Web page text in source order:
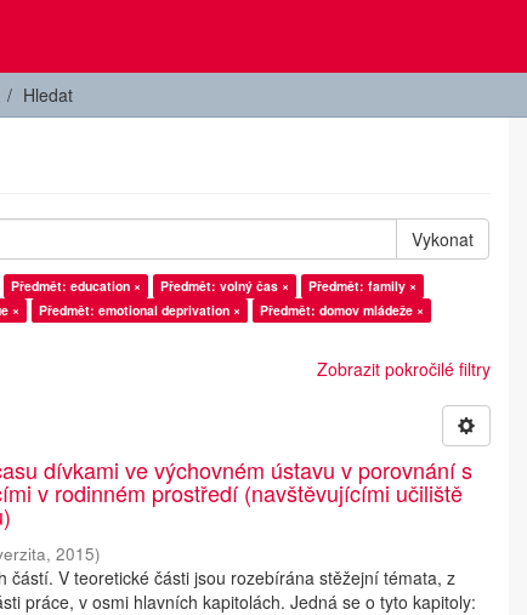
Hledat
Vykonat
Předmět: education × Předmět: volný čas ×
Předmět: family ×
× Předmět: emotional deprivation ×
Předmět: domov mládeže ×
Zobrazit pokročilé filtry
dívkami ve výchovném ústavu v porovnání s
v rodinném prostředí (navštěvujícími učiliště
,2015)
částí. V teoretické části jsou rozebírána stěžejní témata, z
práce, v osmi hlavních kapitolách. Jedná se o tyto kapitoly: